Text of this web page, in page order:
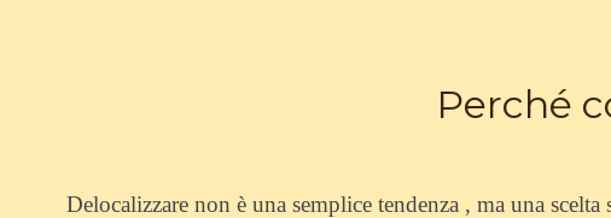
Perché
Delocalizzare non è una semplice tendenza , ma una scelta